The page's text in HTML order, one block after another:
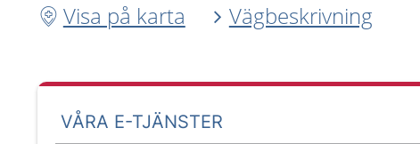
Visa på karta
Vägbeskrivning
VÅRA E-TJÄNSTER